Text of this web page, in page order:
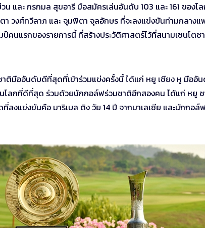
และ กรกมล สุขอารี มือสมัครเล่นอันดับ 103 และ 161 ของ
วงศ์ทวีลาภ และ จุมพิตา จุลอักษร ที่จะลงแข่งขันท่ามกลางแ
นแรกของรายการนี้ ที่สร้างประวัติศาสตร์ไว้ที่สนามเซนโตซ
มืออันดับดีที่สุดที่เข้าร่วมแข่งครั้งนี้ ได้แก่ หยู เชียง หู มืออัน
โลกที่ดีที่สุด ร่วมด้วยนักกอล์ฟร่วมชาติอีกสองคน ได้แก่ หยู
งแข่งขันคือ มาริเบล ติง วัย 14 ปี จากมาเลเซีย และนักกอ